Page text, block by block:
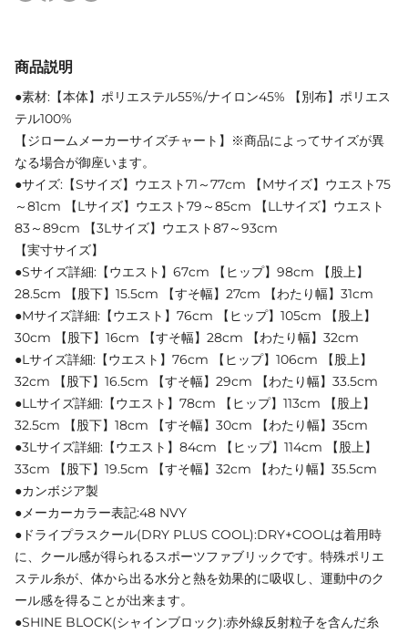
商品説明
●素材:【本体】ポリエステル55%/ナイロン45% 【別布】ポリエス
テル100%
【ジロームメーカーサイズチャート】※商品によってサイズが異
なる場合が御座います。
●サイズ:【Sサイズ】ウエスト71～77cm 【Mサイズ】ウエスト75
～81cm 【Lサイズ】ウエスト79～85cm 【LLサイズ】ウエスト
83～89cm 【3Lサイズ】ウエスト87～93cm
【実寸サイズ】
●Sサイズ詳細:【ウエスト】67cm 【ヒップ】98cm 【股上】
28.5cm 【股下】15.5cm 【すそ幅】27cm 【わたり幅】31cm
●Mサイズ詳細:【ウエスト】76cm 【ヒップ】105cm 【股上】
30cm 【股下】16cm 【すそ幅】28cm 【わたり幅】32cm
●Lサイズ詳細:【ウエスト】76cm 【ヒップ】106cm 【股上】
32cm 【股下】16.5cm 【すそ幅】29cm 【わたり幅】33.5cm
●LLサイズ詳細:【ウエスト】78cm 【ヒップ】113cm 【股上】
32.5cm 【股下】18cm 【すそ幅】30cm 【わたり幅】35cm
●3Lサイズ詳細:【ウエスト】84cm 【ヒップ】114cm 【股上】
33cm 【股下】19.5cm 【すそ幅】32cm 【わたり幅】35.5cm
●カンボジア製
●メーカーカラー表記:48 NVY
●ドライプラスクール(DRY PLUS COOL):DRY+COOLは着用時
に、クール感が得られるスポーツファブリックです。特殊ポリエ
ステル糸が、体から出る水分と熱を効果的に吸収し、運動中のク
ール感を得ることが出来ます。
●SHINE BLOCK(シャインブロック):赤外線反射粒子を含んだ糸